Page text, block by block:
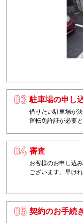
3
駐車場の申し
借りたい駐車場が
運転免許証が必要
4
審査
お客様のお申し込
ございます。早け
5
契約のお手続